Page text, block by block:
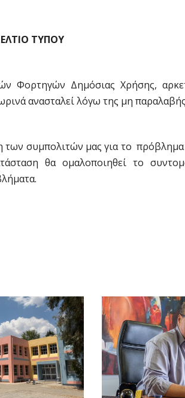
ΤΥΠΟΥ
Φορτηγών Δημόσιας Χρήσης,
ανασταλεί λόγω της μη
συμπολιτών μας για το πρόβλημα
θα ομαλοποιηθεί το